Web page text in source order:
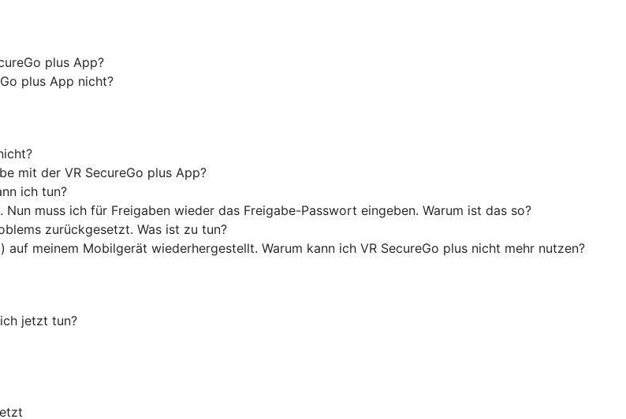
plus App?
plus App nicht?
mit der VR SecureGo plus App?
ich tun?
muss ich für Freigaben wieder das Freigabe-Passwort eingeben. Warum ist das so?
zurückgesetzt. Was ist zu tun?
meinem Mobilgerät wiederhergestellt. Warum kann ich VR SecureGo plus nicht mehr nutzen?
jetzt tun?